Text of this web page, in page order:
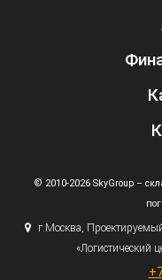
© 2010-2026 SkyGroup –
г. Москва,
«Логистический